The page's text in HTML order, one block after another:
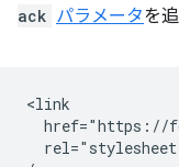
ack パラメータを
<link
href="https://